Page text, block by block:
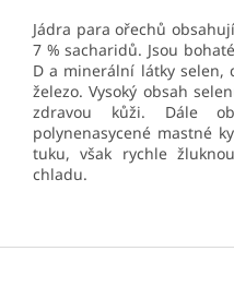
Jádra para ořechů
7 % sacharidů. Jsou
D a minerální látky selen,
železo. Vysoký obsah
zdravou kůži. Dále
polynenasycené mastné
tuku, však rychle
chladu.
Z